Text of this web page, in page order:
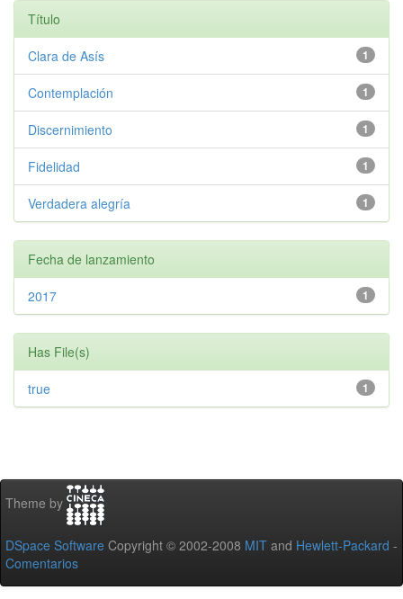
Título
1
Clara de Asís
1
Contemplación
1
Discernimiento
1
Fidelidad
1
Verdadera alegría
Fecha de lanzamiento
1
2017
Has File(s)
1
true
Theme by
DSpace Software Copyright © 2002-2008 MIT and Hewlett-Packard -
Comentarios